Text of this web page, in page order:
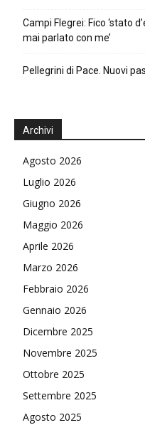
Campi Flegrei: Fico ‘stato
mai parlato con me’
Pellegrini di Pace. Nuovi
Archivi
Agosto 2026
Luglio 2026
Giugno 2026
Maggio 2026
Aprile 2026
Marzo 2026
Febbraio 2026
Gennaio 2026
Dicembre 2025
Novembre 2025
Ottobre 2025
Settembre 2025
Agosto 2025